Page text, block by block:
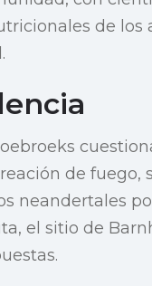
de
de fuego,
neandertales
el sitio de